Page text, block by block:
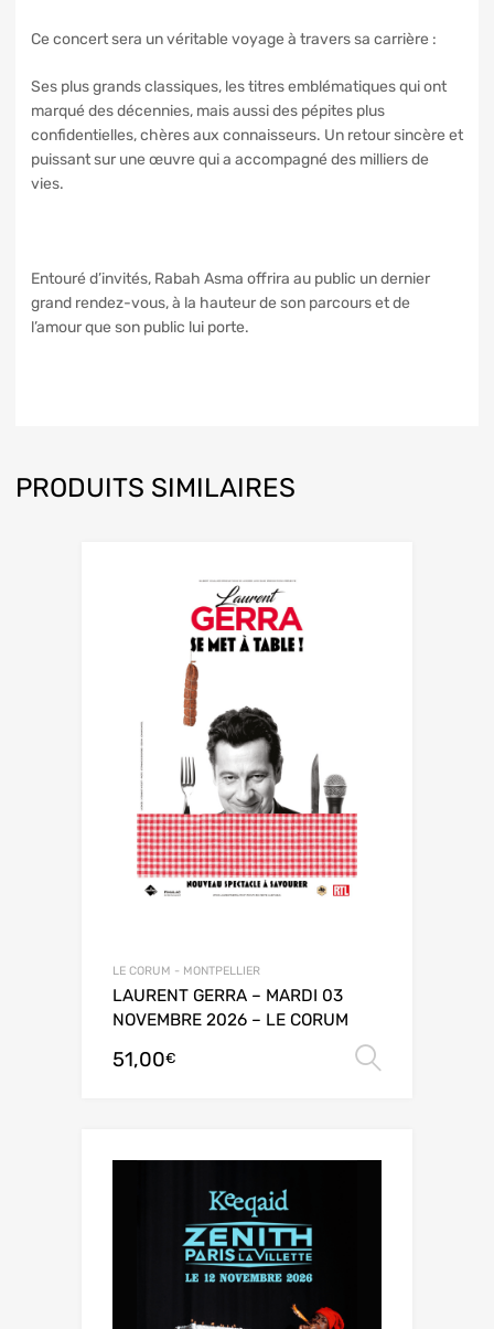
Ce concert sera un véritable voyage à travers sa carrière :
Ses plus grands classiques, les titres emblématiques qui ont
marqué des décennies, mais aussi des pépites plus
confidentielles, chères aux connaisseurs. Un retour sincère et
puissant sur une œuvre qui a accompagné des milliers de
vies.
Entouré d’invités, Rabah Asma offrira au public un dernier
grand rendez-vous, à la hauteur de son parcours et de
l’amour que son public lui porte.
PRODUITS SIMILAIRES
LE CORUM - MONTPELLIER
LAURENT GERRA – MARDI 03
NOVEMBRE 2026 – LE CORUM
51,00€